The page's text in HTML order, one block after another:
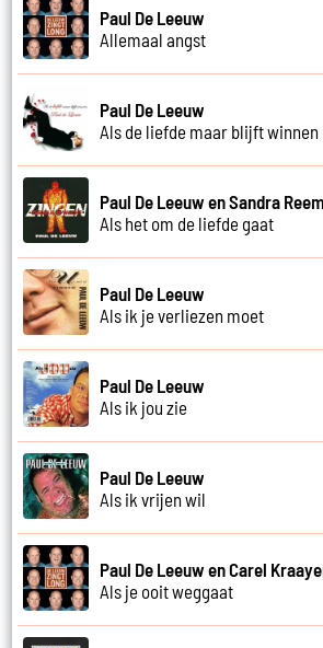
Paul De Leeuw
Allemaal angst
Paul De Leeuw
Als de liefde maar blijft winnen
Paul De Leeuw en Sandra
Als het om de liefde gaat
Paul De Leeuw
Als ik je verliezen moet
Paul De Leeuw
Als ik jou zie
Paul De Leeuw
Als ik vrijen wil
Paul De Leeuw en Carel
Als je ooit weggaat